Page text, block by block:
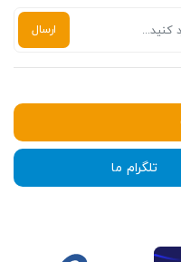
تلگرام ما